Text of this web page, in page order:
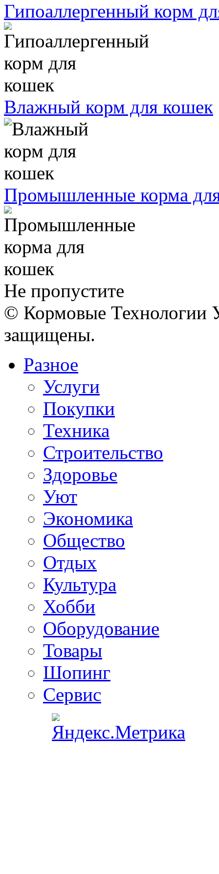
Гипоаллергенный корм
Влажный корм для кошек
Промышленные корма
Не пропустите
© Кормовые Технологии
защищены.
Разное
Услуги
Покупки
Техника
Строительство
Здоровье
Уют
Экономика
Общество
Отдых
Культура
Хобби
Оборудование
Товары
Шопинг
Сервис